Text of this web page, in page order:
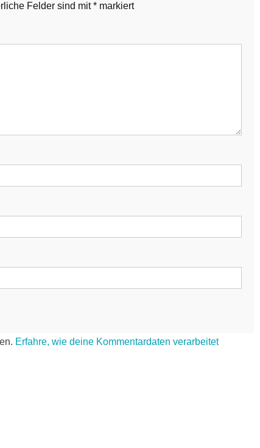
Felder sind mit* markiert
Erfahre, wie deine Kommentardaten verarbeitet